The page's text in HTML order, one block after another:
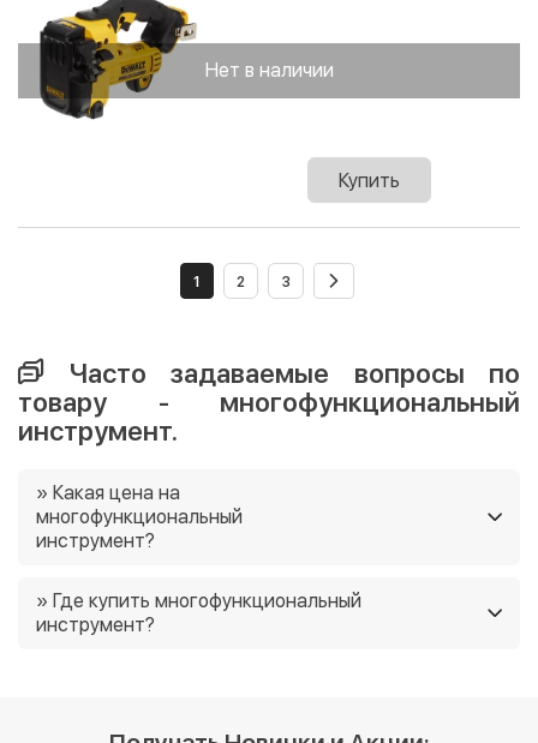
Нет в наличии
Купить
1 2 3
Часто задаваемые вопросы по
товару - многофункциональный
инструмент.
» Какая цена на
многофункциональный
инструмент?
магазине от 929 грн. Ещё у нас постоянно действуют
акции, и часто есть возможность приобрести товар
» Где купить многофункциональный
инструмент?